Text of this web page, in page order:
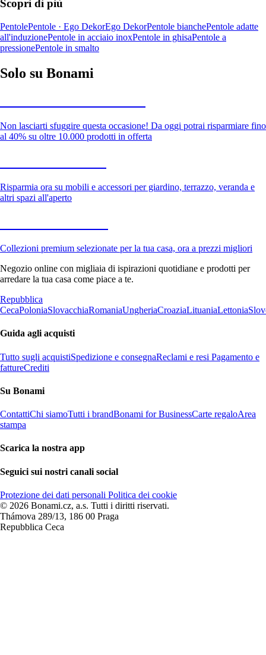
Scopri di più
PentolePentole · Ego DekorEgo DekorPentole bianchePentole adatte
all'induzionePentole in acciaio inoxPentole in ghisaPentole a
pressionePentole in smalto
Solo su Bonami
Non lasciarti sfuggire questa occasione! Da oggi potrai risparmiare fino
al 40% su oltre 10.000 prodotti in offerta
Risparmia ora su mobili e accessori per giardino, terrazzo, veranda e
altri spazi all'aperto
Collezioni premium selezionate per la tua casa, ora a prezzi migliori
Negozio online con migliaia di ispirazioni quotidiane e prodotti per
arredare la tua casa come piace a te.
Repubblica
CecaPoloniaSlovacchiaRomaniaUngheriaCroaziaLituaniaLettonia
Guida agli acquisti
Tutto sugli acquistiSpedizione e consegnaReclami e resi Pagamento e
fattureCrediti
Su Bonami
ContattiChi siamoTutti i brandBonami for BusinessCarte regaloArea
stampa
Scarica la nostra app
Seguici sui nostri canali social
Protezione dei dati personali Politica dei cookie
© 2026 Bonami.cz, a.s. Tutti i diritti riservati.
Thámova 289/13, 186 00 Praga
Repubblica Ceca